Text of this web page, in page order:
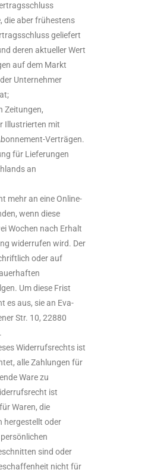
die aber frühestens
geliefert
deren aktueller Wert
auf dem Markt
Unternehmer
Zeitungen,
Illustrierten mit
Verträgen.
für Lieferungen
an
mehr an eine Online-
wenn diese
Wochen nach Erhalt
widerrufen wird. Der
oder auf
Um diese Frist
es aus, sie an Eva-
Str. 10, 22880
Widerrufsrechts ist
alle Zahlungen für
Ware zu
ist
Waren, die
hergestellt oder
sind oder
nicht für